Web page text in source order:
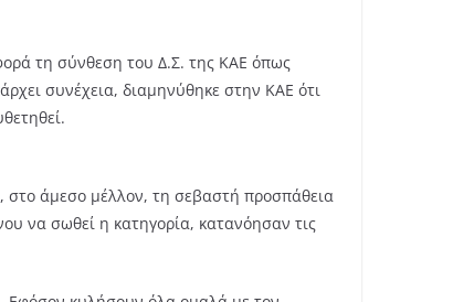
τη σύνθεση του Δ.Σ. της ΚΑΕ όπως
συνέχεια, διαμηνύθηκε στην ΚΑΕ ότι
στο άμεσο μέλλον, τη σεβαστή προσπάθεια
να σωθεί η κατηγορία, κατανόησαν τις